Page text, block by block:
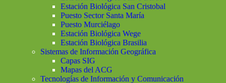
Estación Biológica San Cristobal
Puesto Sector Santa María
Puesto Murciélago
Estación Biológica Wege
Estación Biológica Brasilia
Sistemas de Información Geográfica
Capas SIG
Mapas del ACG
Tecnologías de Información y Comunicación